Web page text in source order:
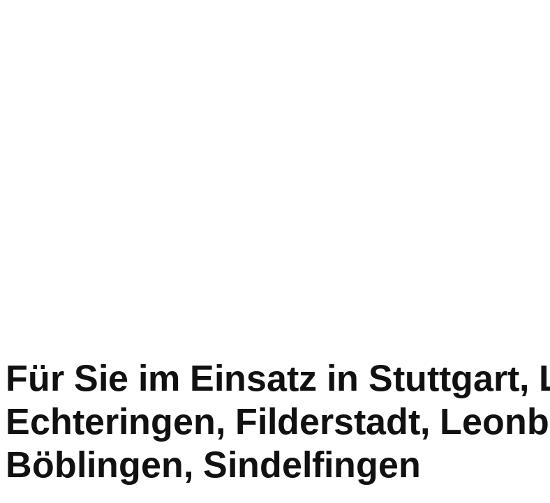
Für Sie im Einsatz in Stuttgart,
Echteringen, Filderstadt,
Böblingen, Sindelfingen